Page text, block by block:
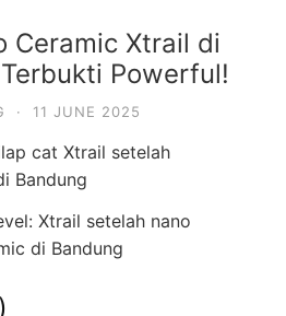
Ceramic Xtrail di
Powerful!
· 11 JUNE 2025
Xtrail setelah nano
di Bandung